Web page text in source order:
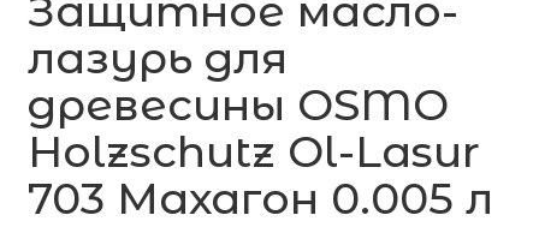
Защитное масло-
лазурь для
древесины OSMO
Holzschutz Ol-Lasur
703 Махагон 0.005 л